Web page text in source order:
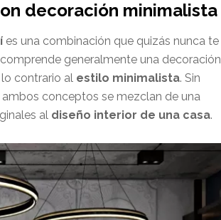
decoración minimalista
es una combinación que quizás nunca te
comprende generalmente una decoración
contrario al estilo minimalista. Sin
conceptos se mezclan de una
al diseño interior de una casa.